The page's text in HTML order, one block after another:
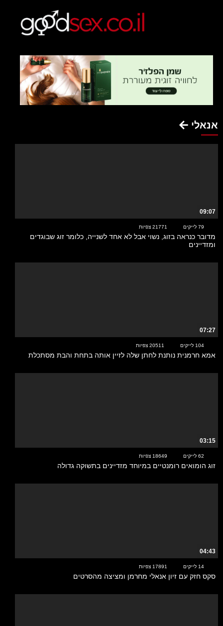
אנאלי
09:07
79 לייקים 21771 צפיות
מדובר כנראה בזוג, נשוי אבל לא אחד לשנייה, כלומר זוג שבוגדים
ומזדיינים
07:27
104 לייקים 20511 צפיות
אמא חרמנית נותנת לחתן שלה לזיין אותה בתחת והבת מסתכלת
03:15
62 לייקים 18649 צפיות
זוג הומואים רומנטיים במיוחד מזדיינים בתשוקה גדולה
04:43
14 לייקים 17891 צפיות
סקס חזק עם זיון אנאלי מחרמן ומציצה מהסרטים